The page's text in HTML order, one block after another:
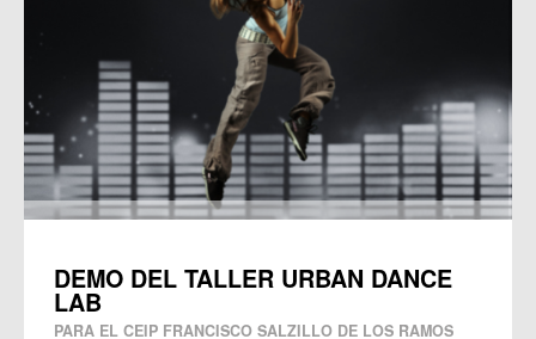
DEMO DEL TALLER URBAN DANCE
LAB
PARA EL CEIP FRANCISCO SALZILLO DE LOS RAMOS